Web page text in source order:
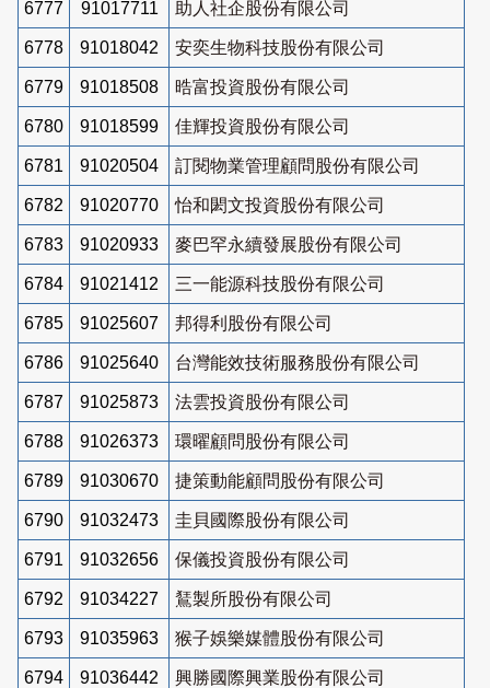
6777 91017711 助人社企股份有限公司
6778 91018042 安奕生物科技股份有限公司
6779 91018508 晧富投資股份有限公司
6780 91018599 佳輝投資股份有限公司
6781 91020504 訂閱物業管理顧問股份有限公司
6782 91020770 怡和閎文投資股份有限公司
6783 91020933 麥巴罕永續發展股份有限公司
6784 91021412 三一能源科技股份有限公司
6785 91025607 邦得利股份有限公司
6786 91025640 台灣能效技術服務股份有限公司
6787 91025873 法雲投資股份有限公司
6788 91026373 環曜顧問股份有限公司
6789 91030670 捷策動能顧問股份有限公司
6790 91032473 圭貝國際股份有限公司
6791 91032656 保儀投資股份有限公司
6792 91034227 鵟製所股份有限公司
6793 91035963 猴子娛樂媒體股份有限公司
6794 91036442 興勝國際興業股份有限公司